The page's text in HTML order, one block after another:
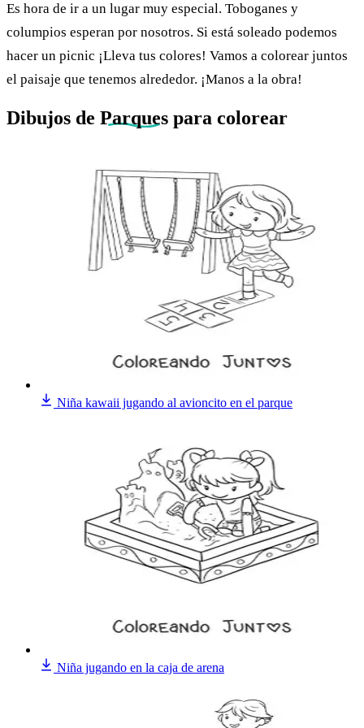
Es hora de ir a un lugar muy especial. Toboganes y
columpios esperan por nosotros. Si está soleado podemos
hacer un picnic ¡Lleva tus colores! Vamos a colorear juntos
el paisaje que tenemos alrededor. ¡Manos a la obra!
Dibujos de Parques para colorear
Niña kawaii jugando al avioncito en el parque
Niña jugando en la caja de arena